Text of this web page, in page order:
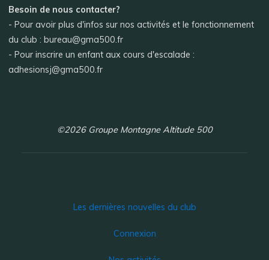
Besoin de nous contacter?
- Pour avoir plus d'infos sur nos activités et le fonctionnement
du club : bureau@gma500.fr
- Pour inscrire un enfant aux cours d'escalade :
adhesionsj@gma500.fr
©2026 Groupe Montagne Altitude 500
Les dernières nouvelles du club
Connexion